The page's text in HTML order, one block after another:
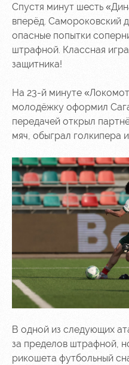
Спустя минут шесть
вперёд. Самороковский
опасные попытки
штрафной. Классная
защитника!
На 23-й минуте
молодёжку оформил
передачей открыл
мяч, обыграл голкипера
В одной из следующих
за пределов штрафной,
рикошета футбольный